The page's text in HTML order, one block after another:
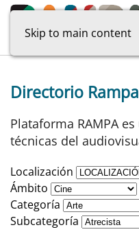
Skip to main content
Directorio Rampa
Plataforma RAMPA
técnicas del
Localización
Ámbito
Categoría
Subcategoría